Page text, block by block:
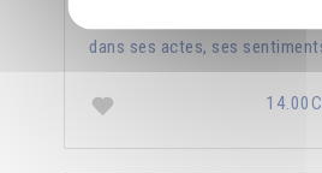
dans ses actes, ses